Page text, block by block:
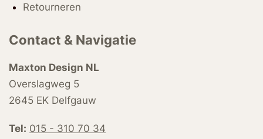
Retourneren
Contact & Navigatie
Maxton Design NL
Overslagweg 5
2645 EK Delfgauw
Tel: 015 - 310 70 34